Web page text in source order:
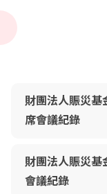
財團法人賑災基
席會議紀錄
財團法人賑災基
會議紀錄